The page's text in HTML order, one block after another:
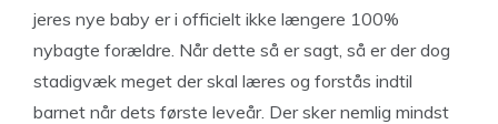
jeres nye baby er i officielt ikke længere 100%
nybagte forældre. Når dette så er sagt, så er der dog
stadigvæk meget der skal læres og forstås indtil
barnet når dets første leveår. Der sker nemlig mindst